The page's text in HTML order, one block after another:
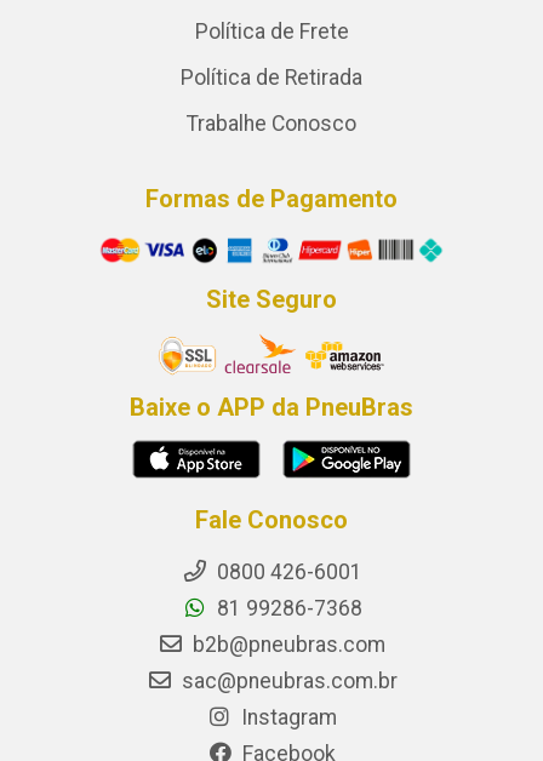
Política de Frete
Política de Retirada
Trabalhe Conosco
Formas de Pagamento
Site Seguro
Baixe o APP da PneuBras
Fale Conosco
0800 426-6001
81 99286-7368
b2b@pneubras.com
sac@pneubras.com.br
Instagram
Facebook